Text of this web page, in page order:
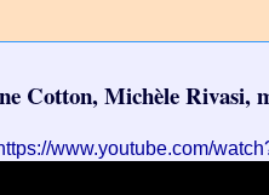
Cotton, Michèle Rivasi,
www.youtube.com/